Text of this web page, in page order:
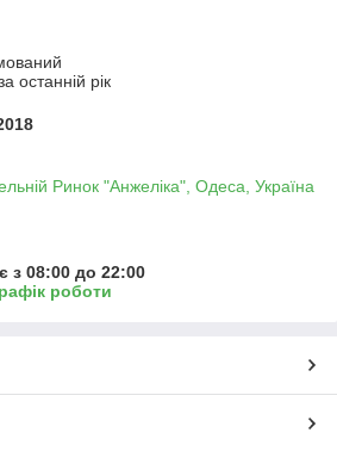
останній рік
Ринок "Анжеліка", Одеса, Україна
з 08:00 до 22:00
роботи